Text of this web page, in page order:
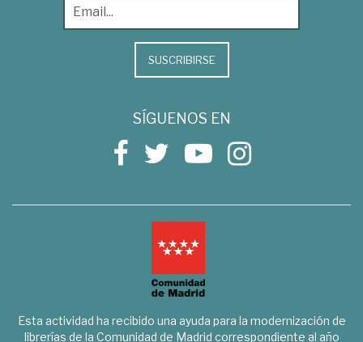
SUSCRIBIRSE
SÍGUENOS EN
Esta actividad ha recibido una ayuda para la modernización de
librerías de la Comunidad de Madrid correspondiente al año